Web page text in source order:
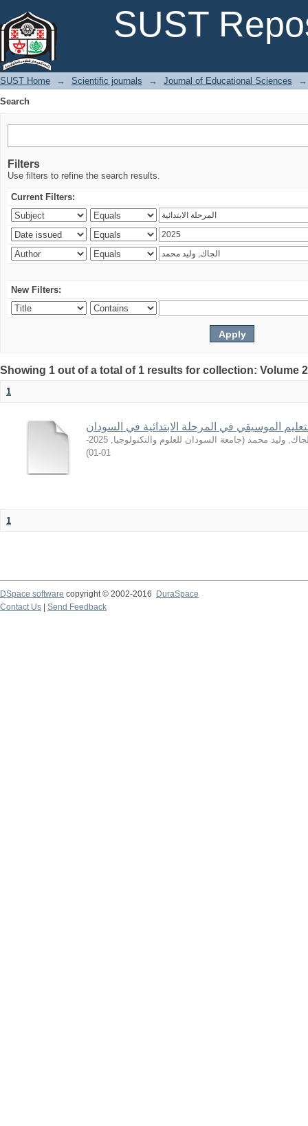
SUST
SUST Home → Scientific journals → Journal of Educational Sciences
→
Search
Filters
Use filters to refine the search results.
Current Filters:
New Filters:
Showing 1 out of a total of 1 results for collection: Volume
1
الموسيقي في المرحلة الابتدائية في السودان
وليد محمد (جامعة السودان للعلوم والتكنولوجيا,
2025-
01-01
)
1
DSpace software copyright © 2002-2016
DuraSpace
Contact Us
Send Feedback